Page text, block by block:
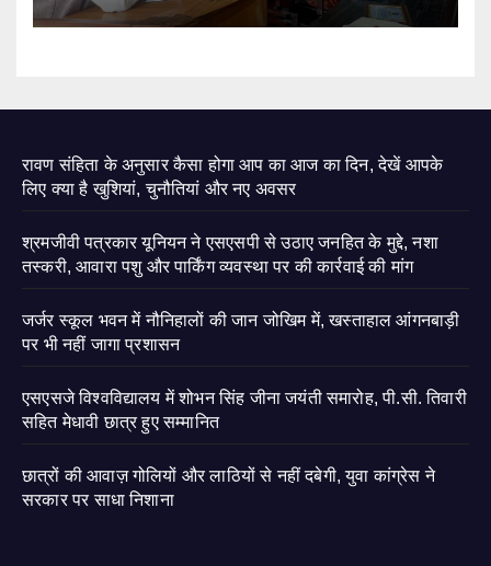
रावण संहिता के अनुसार कैसा होगा आप का आज का दिन, देखें आपके
लिए क्या है खुशियां, चुनौतियां और नए अवसर
श्रमजीवी पत्रकार यूनियन ने एसएसपी से उठाए जनहित के मुद्दे, नशा
तस्करी, आवारा पशु और पार्किंग व्यवस्था पर की कार्रवाई की मांग
जर्जर स्कूल भवन में नौनिहालों की जान जोखिम में, खस्ताहाल आंगनबाड़ी
पर भी नहीं जागा प्रशासन
एसएसजे विश्वविद्यालय में शोभन सिंह जीना जयंती समारोह, पी.सी. तिवारी
सहित मेधावी छात्र हुए सम्मानित
छात्रों की आवाज़ गोलियों और लाठियों से नहीं दबेगी, युवा कांग्रेस ने
सरकार पर साधा निशाना